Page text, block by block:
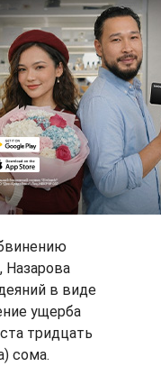
Назарова
в виде
ущерба
тридцать
сома.